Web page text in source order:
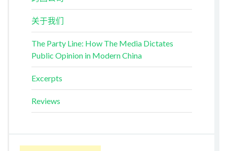
关于我们
The Party Line: How The Media Dictates
Public Opinion in Modern China
Excerpts
Reviews